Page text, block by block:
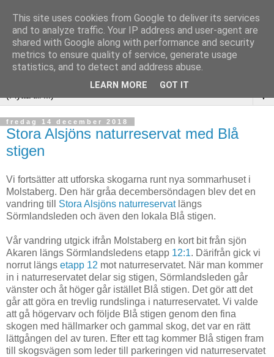
▼
fredag 14 december 2018
Stora Alsjöns naturreservat med Blå
stigen
Vi fortsätter att utforska skogarna runt nya sommarhuset i
Molstaberg. Den här gråa decembersöndagen blev det en
vandring till Stora Alsjöns naturreservatlängs
Sörmlandsleden och även den lokala Blå stigen.
Vår vandring utgick ifrån Molstaberg en kort bit från sjön
Akaren längs Sörmlandsledens etapp 12:1. Därifrån gick vi
norrut längs etapp 12 mot naturreservatet. När man kommer
in i naturreservatet delar sig stigen, Sörmlandsleden går
vänster och åt höger går istället Blå stigen. Det gör att det
går att göra en trevlig rundslinga i naturreservatet. Vi valde
att gå högervarv och följde Blå stigen genom den fina
skogen med hällmarker och gammal skog, det var en rätt
lättgången del av turen. Efter ett tag kommer Blå stigen fram
till skogsvägen som leder till parkeringen vid naturreservatet
This site uses cookies from Google to deliver its services
and to analyze traffic. Your IP address and user-agent are
shared with Google along with performance and security
metrics to ensure quality of service, generate usage
statistics, and to detect and address abuse.
LEARN MORE GOT IT